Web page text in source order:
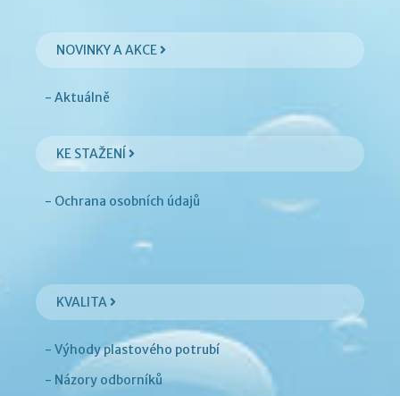
NOVINKY A AKCE
- Aktuálně
KE STAŽENÍ
- Ochrana osobních údajů
KVALITA
- Výhody plastového potrubí
- Názory odborníků